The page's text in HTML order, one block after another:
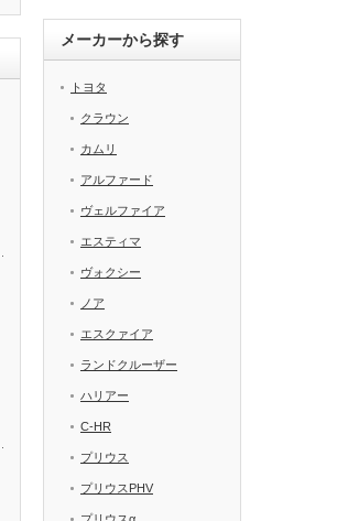
メーカーから探す
トヨタ
クラウン
カムリ
アルファード
ヴェルファイア
エスティマ
ヴォクシー
ノア
エスクァイア
ランドクルーザー
ハリアー
C-HR
プリウス
プリウスPHV